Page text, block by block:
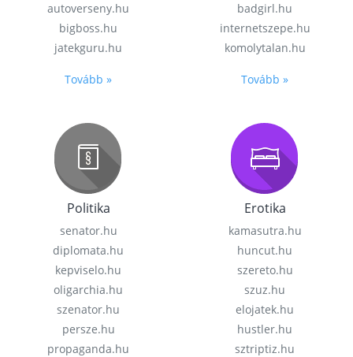
autoverseny.hu
bigboss.hu
jatekguru.hu
Tovább »
badgirl.hu
internetszepe.hu
komolytalan.hu
Tovább »
Politika
senator.hu
diplomata.hu
kepviselo.hu
oligarchia.hu
szenator.hu
persze.hu
propaganda.hu
Erotika
kamasutra.hu
huncut.hu
szereto.hu
szuz.hu
elojatek.hu
hustler.hu
sztriptiz.hu